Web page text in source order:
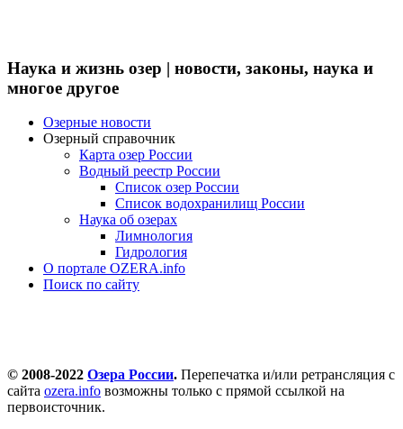
Наука и жизнь озер | новости, законы, наука и
многое другое
Озерные новости
Озерный справочник
Карта озер России
Водный реестр России
Список озер России
Список водохранилищ России
Наука об озерах
Лимнология
Гидрология
О портале OZERA.info
Поиск по сайту
© 2008-2022 Озера России. Перепечатка и/или ретрансляция с
сайта ozera.info возможны только с прямой ссылкой на
первоисточник.